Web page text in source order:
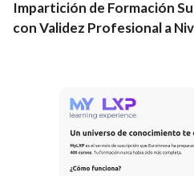
Impartición de Formación
con Validez Profesional a